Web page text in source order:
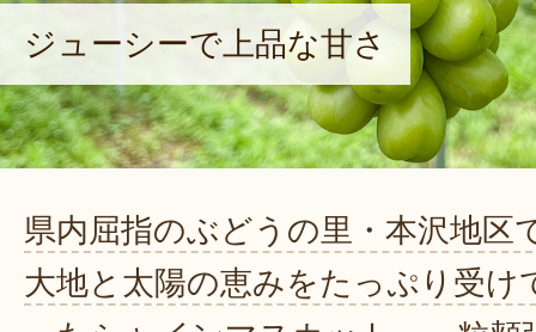
ジューシーで上品な甘さ
県内屈指のぶどうの里・本沢地区
大地と太陽の恵みをたっぷり受け